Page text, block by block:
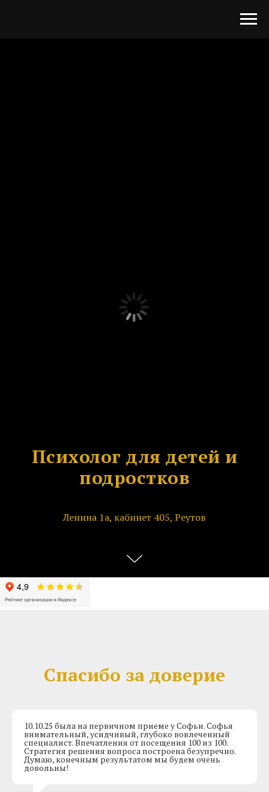
Психолог для детей и
подростков
Ленина 1а, кабинет 405, Реутов
Спасибо за доверие
10.10.25 была на первичном приеме у Софьи. Софья
внимательный, усидчивый, глубоко вовлеченный
специалист. Впечатления от посещения 100 из 100.
Стратегия решения вопроса построена безупречно.
Думаю, конечным результатом мы будем очень
довольны!